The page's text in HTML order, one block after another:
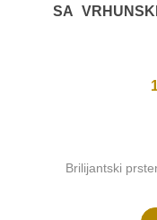
SA
Brilijantski